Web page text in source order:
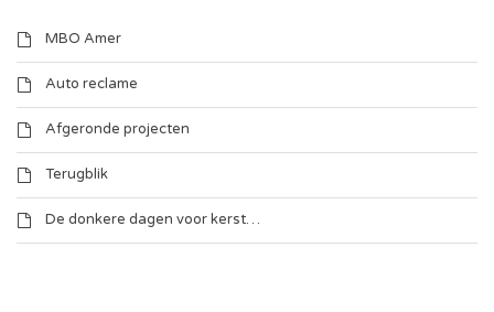
MBO Amer
Auto reclame
Afgeronde projecten
Terugblik
De donkere dagen voor kerst…